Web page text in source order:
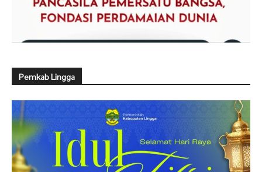
Pemkab Lingga